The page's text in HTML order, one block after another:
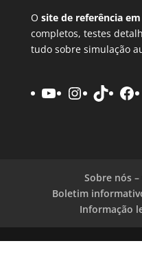
O site de referência em
completos, testes
tudo sobre simulação
YouTube
Instagram
TikTok
Sobre nós
Boletim
Informação